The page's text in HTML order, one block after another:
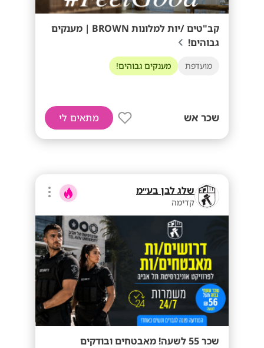
קב"טים /יות למלונות BROWN | מענקים
גבוהים!
מועדפת מענקים גבוהים!
שכר אש מתאים לי
שלג לבן בע״מ
קדימה
שכר 55 לשעה! מאבטחים ובודקים